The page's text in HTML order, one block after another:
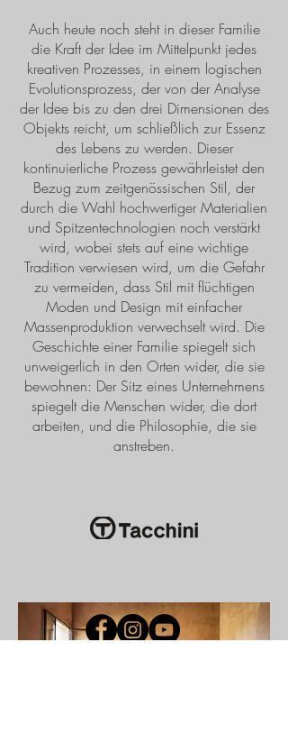
Auch heute noch steht in dieser Familie
die Kraft der Idee im Mittelpunkt jedes
kreativen Prozesses, in einem logischen
Evolutionsprozess, der von der Analyse
der Idee bis zu den drei Dimensionen des
Objekts reicht, um schließlich zur Essenz
des Lebens zu werden. Dieser
kontinuierliche Prozess gewährleistet den
Bezug zum zeitgenössischen Stil, der
durch die Wahl hochwertiger Materialien
und Spitzentechnologien noch verstärkt
wird, wobei stets auf eine wichtige
Tradition verwiesen wird, um die Gefahr
zu vermeiden, dass Stil mit flüchtigen
Moden und Design mit einfacher
Massenproduktion verwechselt wird. Die
Geschichte einer Familie spiegelt sich
unweigerlich in den Orten wider, die sie
bewohnen: Der Sitz eines Unternehmens
spiegelt die Menschen wider, die dort
arbeiten, und die Philosophie, die sie
anstreben.